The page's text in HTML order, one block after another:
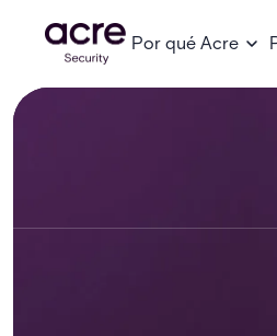
Por qué Acre